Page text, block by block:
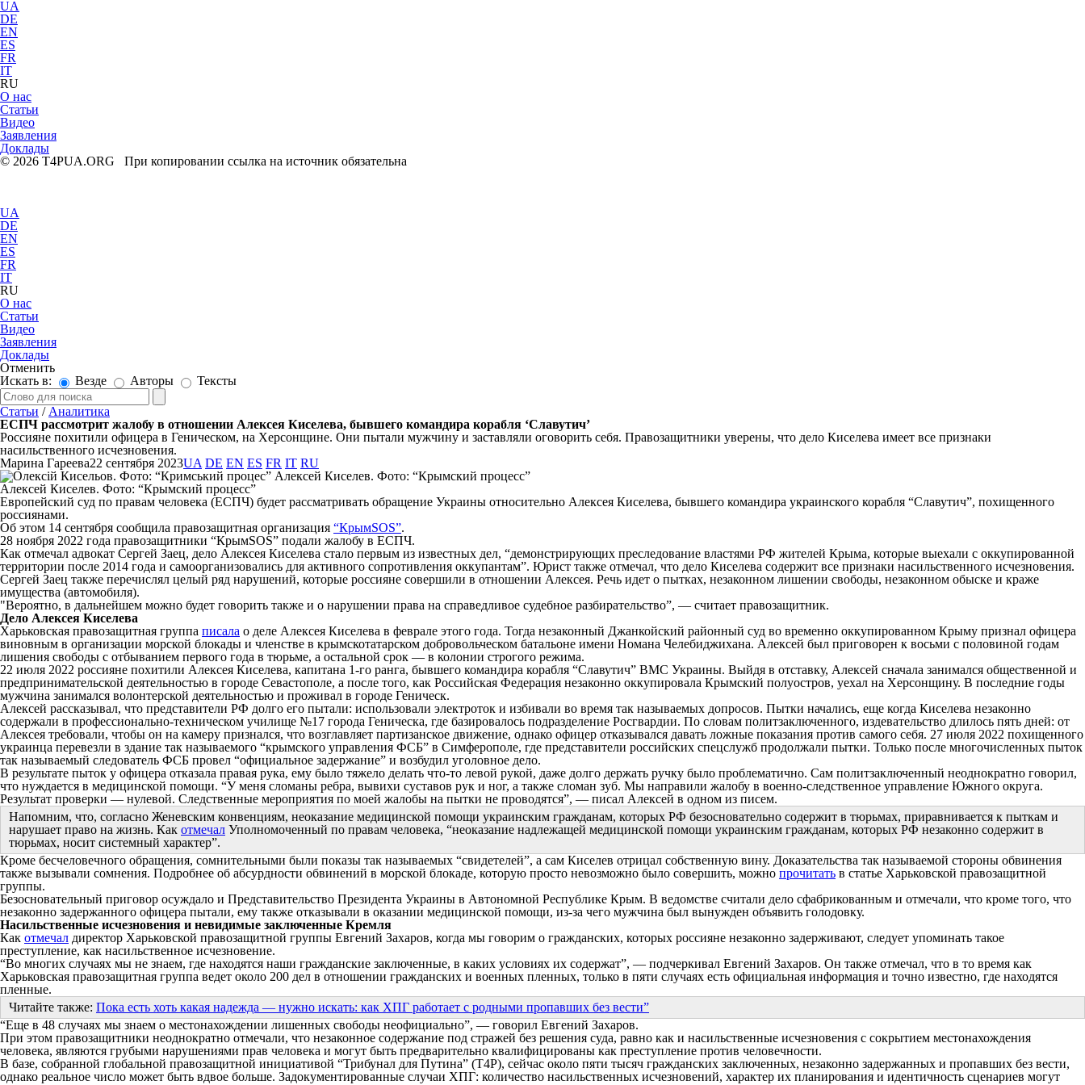
UA
DE
EN
ES
FR
IT
RU
О нас
Статьи
Видео
Заявления
Доклады
© 2026 T4PUA.ORG При копировании ссылка на источник обязательна
UA
DE
EN
ES
FR
IT
RU
О нас
Статьи
Видео
Заявления
Доклады
Отменить
Искать в:
Везде Авторы Тексты
Статьи / Аналитика
ЕСПЧ рассмотрит жалобу в отношении Алексея Киселева, бывшего командира корабля ‘Славутич’
Россияне похитили офицера в Геническом, на Херсонщине. Они пытали мужчину и заставляли оговорить себя. Правозащитники уверены, что дело Киселева имеет все признаки
насильственного исчезновения.
Марина Гареева22 сентября 2023UA DE EN ES FR IT RU
Алексей Киселев. Фото: “Крымский процесс”
Европейский суд по правам человека (ЕСПЧ) будет рассматривать обращение Украины относительно Алексея Киселева, бывшего командира украинского корабля “Славутич”, похищенного
россиянами.
Об этом 14 сентября сообщила правозащитная организация “КрымSOS”.
28 ноября 2022 года правозащитники “КрымSOS” подали жалобу в ЕСПЧ.
Как отмечал адвокат Сергей Заец, дело Алексея Киселева стало первым из известных дел, “демонстрирующих преследование властями РФ жителей Крыма, которые выехали с оккупированной
территории после 2014 года и самоорганизовались для активного сопротивления оккупантам”. Юрист также отмечал, что дело Киселева содержит все признаки насильственного исчезновения.
Сергей Заец также перечислял целый ряд нарушений, которые россияне совершили в отношении Алексея. Речь идет о пытках, незаконном лишении свободы, незаконном обыске и краже
имущества (автомобиля).
"Вероятно, в дальнейшем можно будет говорить также и о нарушении права на справедливое судебное разбирательство”, — считает правозащитник.
Дело Алексея Киселева
Харьковская правозащитная группа писала о деле Алексея Киселева в феврале этого года. Тогда незаконный Джанкойский районный суд во временно оккупированном Крыму признал офицера
виновным в организации морской блокады и членстве в крымскотатарском добровольческом батальоне имени Номана Челебиджихана. Алексей был приговорен к восьми с половиной годам
лишения свободы с отбыванием первого года в тюрьме, а остальной срок — в колонии строгого режима.
22 июля 2022 россияне похитили Алексея Киселева, капитана 1-го ранга, бывшего командира корабля “Славутич” ВМС Украины. Выйдя в отставку, Алексей сначала занимался общественной и
предпринимательской деятельностью в городе Севастополе, а после того, как Российская Федерация незаконно оккупировала Крымский полуостров, уехал на Херсонщину. В последние годы
мужчина занимался волонтерской деятельностью и проживал в городе Геническ.
Алексей рассказывал, что представители РФ долго его пытали: использовали электроток и избивали во время так называемых допросов. Пытки начались, еще когда Киселева незаконно
содержали в профессионально-техническом училище №17 города Геническа, где базировалось подразделение Росгвардии. По словам политзаключенного, издевательство длилось пять дней: от
Алексея требовали, чтобы он на камеру признался, что возглавляет партизанское движение, однако офицер отказывался давать ложные показания против самого себя. 27 июля 2022 похищенного
украинца перевезли в здание так называемого “крымского управления ФСБ” в Симферополе, где представители российских спецслужб продолжали пытки. Только после многочисленных пыток
так называемый следователь ФСБ провел “официальное задержание” и возбудил уголовное дело.
В результате пыток у офицера отказала правая рука, ему было тяжело делать что-то левой рукой, даже долго держать ручку было проблематично. Сам политзаключенный неоднократно говорил,
что нуждается в медицинской помощи. “У меня сломаны ребра, вывихи суставов рук и ног, а также сломан зуб. Мы направили жалобу в военно-следственное управление Южного округа.
Результат проверки — нулевой. Следственные мероприятия по моей жалобы на пытки не проводятся”, — писал Алексей в одном из писем.
Напомним, что, согласно Женевским конвенциям, неоказание медицинской помощи украинским гражданам, которых РФ безосновательно содержит в тюрьмах, приравнивается к пыткам и
нарушает право на жизнь. Как отмечал Уполномоченный по правам человека, “неоказание надлежащей медицинской помощи украинским гражданам, которых РФ незаконно содержит в
тюрьмах, носит системный характер”.
Кроме бесчеловечного обращения, сомнительными были показы так называемых “свидетелей”, а сам Киселев отрицал собственную вину. Доказательства так называемой стороны обвинения
также вызывали сомнения. Подробнее об абсурдности обвинений в морской блокаде, которую просто невозможно было совершить, можно прочитать в статье Харьковской правозащитной
группы.
Безосновательный приговор осуждало и Представительство Президента Украины в Автономной Республике Крым. В ведомстве считали дело сфабрикованным и отмечали, что кроме того, что
незаконно задержанного офицера пытали, ему также отказывали в оказании медицинской помощи, из-за чего мужчина был вынужден объявить голодовку.
Насильственные исчезновения и невидимые заключенные Кремля
Как отмечал директор Харьковской правозащитной группы Евгений Захаров, когда мы говорим о гражданских, которых россияне незаконно задерживают, следует упоминать такое
преступление, как насильственное исчезновение.
“Во многих случаях мы не знаем, где находятся наши гражданские заключенные, в каких условиях их содержат”, — подчеркивал Евгений Захаров. Он также отмечал, что в то время как
Харьковская правозащитная группа ведет около 200 дел в отношении гражданских и военных пленных, только в пяти случаях есть официальная информация и точно известно, где находятся
пленные.
Читайте также: Пока есть хоть какая надежда — нужно искать: как ХПГ работает с родными пропавших без вести”
“Еще в 48 случаях мы знаем о местонахождении лишенных свободы неофициально”, — говорил Евгений Захаров.
При этом правозащитники неоднократно отмечали, что незаконное содержание под стражей без решения суда, равно как и насильственные исчезновения с сокрытием местонахождения
человека, являются грубыми нарушениями прав человека и могут быть предварительно квалифицированы как преступление против человечности.
В базе, собранной глобальной правозащитной инициативой “Трибунал для Путина” (Т4Р), сейчас около пяти тысяч гражданских заключенных, незаконно задержанных и пропавших без вести,
однако реальное число может быть вдвое больше. Задокументированные случаи ХПГ: количество насильственных исчезновений, характер их планирования и идентичность сценариев могут